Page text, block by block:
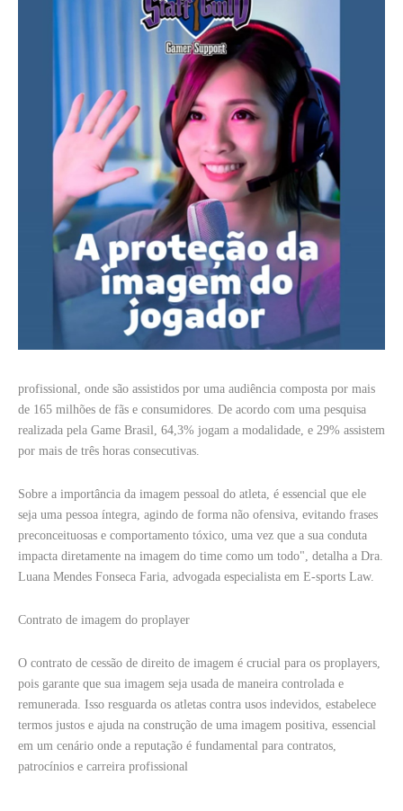
profissional, onde são assistidos por uma audiência composta por mais
de 165 milhões de fãs e consumidores. De acordo com uma pesquisa
realizada pela Game Brasil, 64,3% jogam a modalidade, e 29% assistem
por mais de três horas consecutivas.
Sobre a importância da imagem pessoal do atleta, é essencial que ele
seja uma pessoa íntegra, agindo de forma não ofensiva, evitando frases
preconceituosas e comportamento tóxico, uma vez que a sua conduta
impacta diretamente na imagem do time como um todo", detalha a Dra.
Luana Mendes Fonseca Faria, advogada especialista em E-sports Law.
Contrato de imagem do proplayer
O contrato de cessão de direito de imagem é crucial para os proplayers,
pois garante que sua imagem seja usada de maneira controlada e
remunerada. Isso resguarda os atletas contra usos indevidos, estabelece
termos justos e ajuda na construção de uma imagem positiva, essencial
em um cenário onde a reputação é fundamental para contratos,
patrocínios e carreira profissional